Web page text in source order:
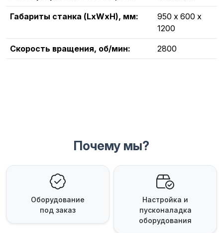
Габариты станка (LxWxH), мм:
950 х 600 х
1200
Скорость вращения, об/мин: 2800
Почему мы?
Оборудование
под заказ
Настройка и
пусконаладка
оборудования